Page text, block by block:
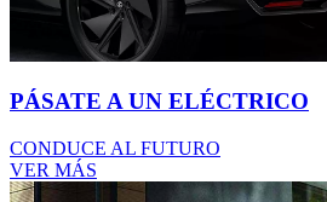
PÁSATE A UN ELÉCTRICO
CONDUCE AL FUTURO
VER MÁS